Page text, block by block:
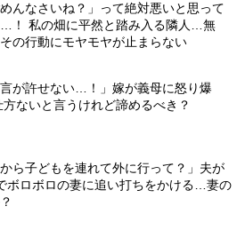
めんなさいね？」って絶対悪いと思って
！ 私の畑に平然と踏み入る隣人…無
の行動にモヤモヤが止まらない
言が許せない…！」嫁が義母に怒り爆
ないと言うけれど諦めるべき？
から子どもを連れて外に行って？」夫が
ボロボロの妻に追い打ちをかける…妻の